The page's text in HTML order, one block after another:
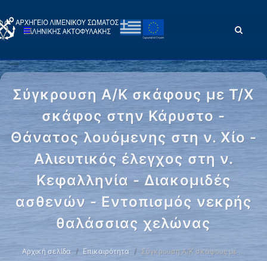
Σύγκρουση Α/Κ σκάφους με Τ/Χ
σκάφος στην Κάρυστο -
Θάνατος λουόμενης στη ν. Χίο -
Αλιευτικός έλεγχος στη ν.
Κεφαλληνία - Διακομιδές
ασθενών - Εντοπισμός νεκρής
θαλάσσιας χελώνας
Αρχική σελίδα Επικαιρότητα Σύγκρουση Α/Κ σκάφους με …